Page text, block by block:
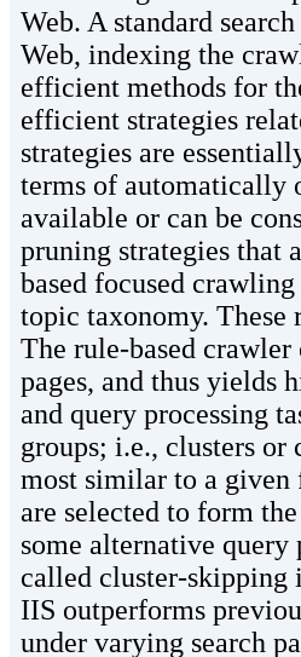
Web. A standard
Web, indexing the
efficient methods for
efficient strategies
strategies are
terms of automatically
available or can be
pruning strategies that
based focused
topic taxonomy. These
The rule-based
pages, and thus yields
and query processing
groups; i.e., clusters
most similar to a given
are selected to form
some alternative query
called cluster-skipping
IIS outperforms
under varying search